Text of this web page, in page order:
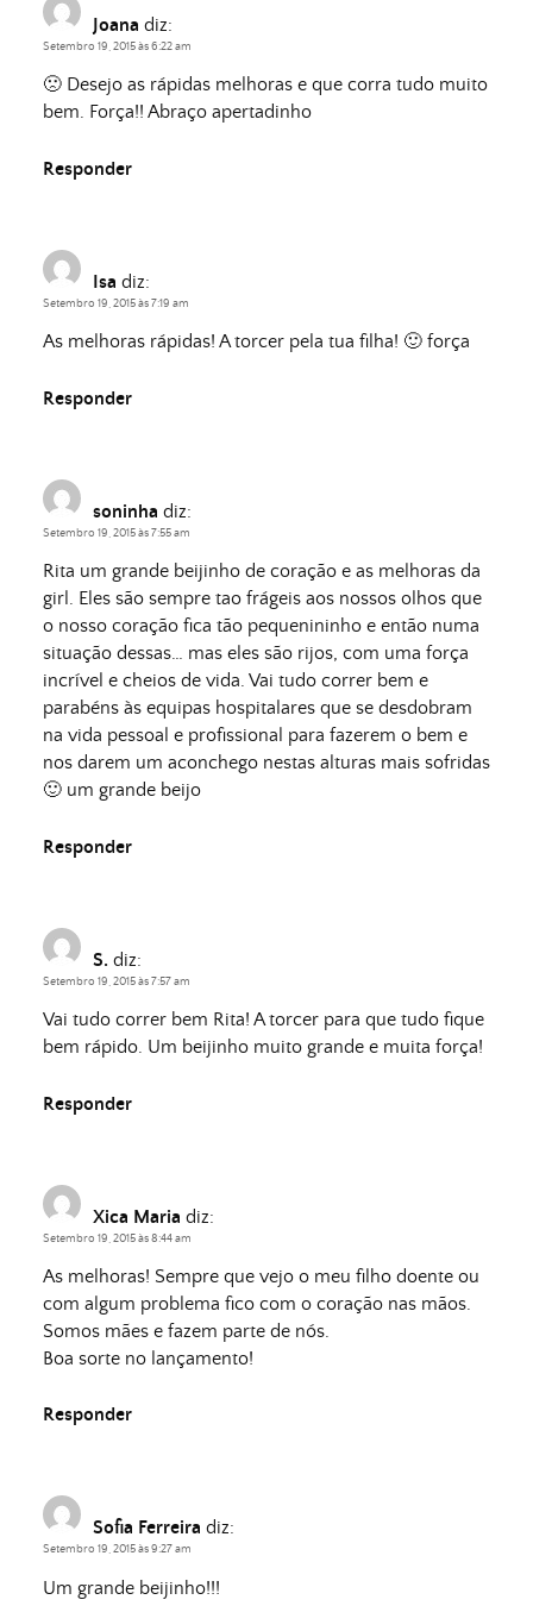
Joana diz:
Setembro 19, 2015 às 6:22 am
🙁 Desejo as rápidas melhoras e que corra tudo muito
bem. Força!! Abraço apertadinho
Responder
Isa diz:
Setembro 19, 2015 às 7:19 am
As melhoras rápidas! A torcer pela tua filha! 🙂 força
Responder
soninha diz:
Setembro 19, 2015 às 7:55 am
Rita um grande beijinho de coração e as melhoras da
girl. Eles são sempre tao frágeis aos nossos olhos que
o nosso coração fica tão pequenininho e então numa
situação dessas… mas eles são rijos, com uma força
incrível e cheios de vida. Vai tudo correr bem e
parabéns às equipas hospitalares que se desdobram
na vida pessoal e profissional para fazerem o bem e
nos darem um aconchego nestas alturas mais sofridas
🙂 um grande beijo
Responder
S. diz:
Setembro 19, 2015 às 7:57 am
Vai tudo correr bem Rita! A torcer para que tudo fique
bem rápido. Um beijinho muito grande e muita força!
Responder
Xica Maria diz:
Setembro 19, 2015 às 8:44 am
As melhoras! Sempre que vejo o meu filho doente ou
com algum problema fico com o coração nas mãos.
Somos mães e fazem parte de nós.
Boa sorte no lançamento!
Responder
Sofia Ferreira diz:
Setembro 19, 2015 às 9:27 am
Um grande beijinho!!!